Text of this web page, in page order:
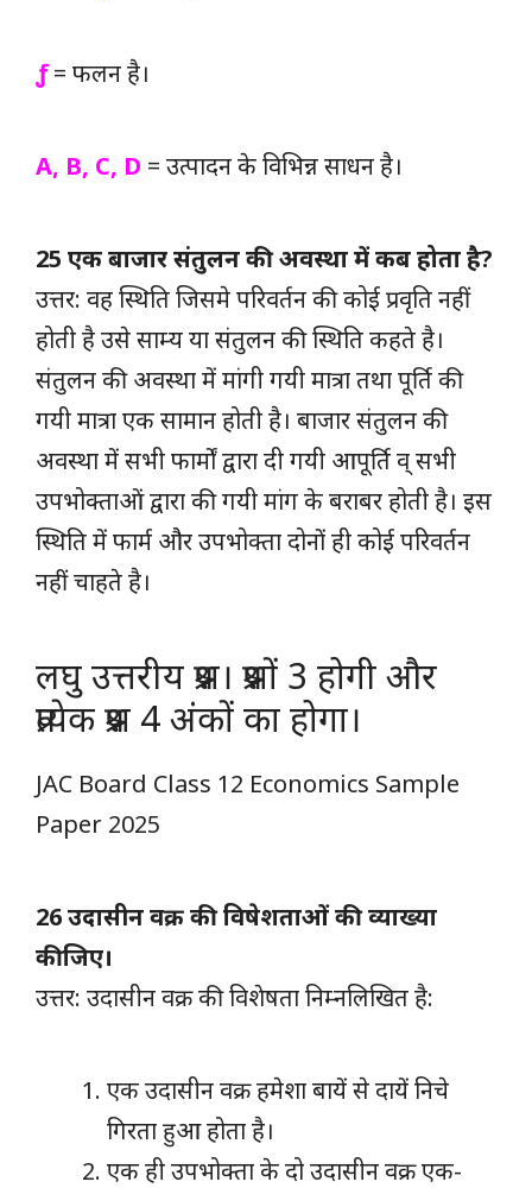
ƒ= फलन है।
A, B, C, D = उत्पादनके विभिन्न साधन है।
25 एक बाजार संतुलन की अवस्था में कब होता है?
उत्तर: वह स्थिति जिसमे परिवर्तन की कोई प्रवृति नहीं
होती है उसे साम्य या संतुलन की स्थिति कहते है।
संतुलन की अवस्था में मांगी गयी मात्रा तथा पूर्ति की
गयी मात्रा एक सामान होती है। बाजार संतुलन की
अवस्था में सभी फार्मों द्वारा दी गयी आपूर्ति व् सभी
उपभोक्ताओं द्वारा की गयी मांग के बराबर होती है। इस
स्थिति में फार्म और उपभोक्ता दोनों ही कोई परिवर्तन
नहीं चाहते है।
लघु उत्तरीय प्रश्न। प्रश्नों 3 होगी और
प्रत्येक प्रश्न 4 अंकों का होगा।
JAC Board Class 12 Economics Sample
Paper 2025
26 उदासीन वक्र की विषेशताओं की व्याख्या
कीजिए।
उत्तर: उदासीन वक्र की विशेषता निम्नलिखित है:
एक उदासीन वक्र हमेशा बायें से दायें निचे
गिरता हुआ होता है।
एक ही उपभोक्ता के दो उदासीन वक्र एक-